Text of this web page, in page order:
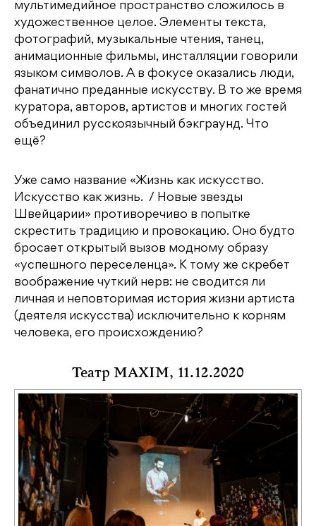
мультимедийное пространство сложилось в
художественное целое. Элементы текста,
фотографий, музыкальные чтения, танец,
анимационные фильмы, инсталляции говорили
языком символов. А в фокусе оказались люди,
фанатично преданные искусству. В то же время
куратора, авторов, артистов и многих гостей
объединил русскоязычный бэкграунд. Что
ещё?
Уже само название «Жизнь как искусство.
Искусство как жизнь. / Новые звезды
Швейцарии» противоречиво в попытке
скрестить традицию и провокацию. Оно будто
бросает открытый вызов модному образу
«успешного переселенца». К тому же скребет
воображение чуткий нерв: не сводится ли
личная и неповторимая история жизни артиста
(деятеля искусства) исключительно к корням
человека, его происхождению?
Театр MAXIM, 11.12.2020